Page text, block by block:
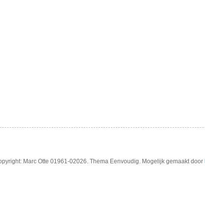
Marc Otte 01961-02026. Thema Eenvoudig. Mogelijk gemaakt door